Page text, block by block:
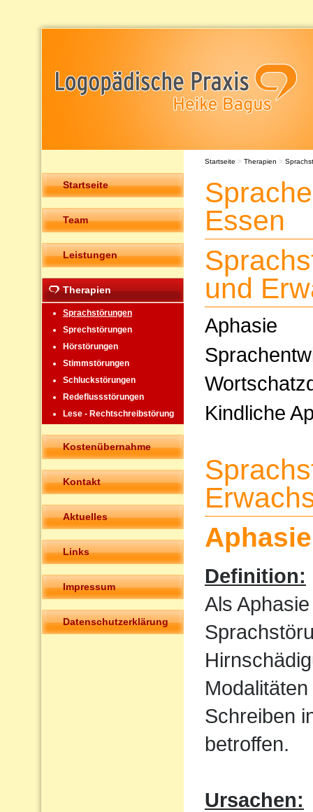
Startseite
Team
Leistungen
Therapien
Sprachstörungen
Sprechstörungen
Hörstörungen
Stimmstörungen
Schluckstörungen
Redeflussstörungen
Lese - Rechtschreibstörung
Kostenübernahme
Kontakt
Aktuelles
Links
Impressum
Datenschutzerklärung
Startseite > Therapien >
Essen
und
Aphasie
Kindliche
Aphasie
Definition:
Als
Schreiben
betroffen.
Ursachen: